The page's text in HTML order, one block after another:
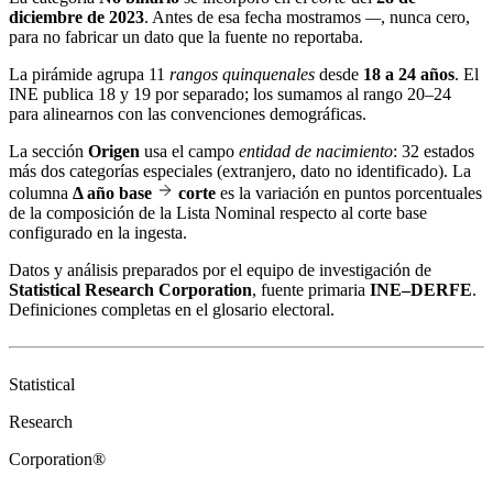
diciembre de 2023. Antes de esa fecha mostramos —, nunca cero,
para no fabricar un dato que la fuente no reportaba.
La pirámide agrupa 11 rangos quinquenales desde 18 a 24 años. El
INE publica 18 y 19 por separado; los sumamos al rango 20–24
para alinearnos con las convenciones demográficas.
La sección Origen usa el campo entidad de nacimiento: 32 estados
más dos categorías especiales (extranjero, dato no identificado). La
columna Δ año base corte es la variación en puntos porcentuales
de la composición de la Lista Nominal respecto al corte base
configurado en la ingesta.
Datos y análisis preparados por el equipo de investigación de
Statistical Research Corporation, fuente primaria INE–DERFE.
Definiciones completas en el glosario electoral.
Statistical
Research
Corporation®